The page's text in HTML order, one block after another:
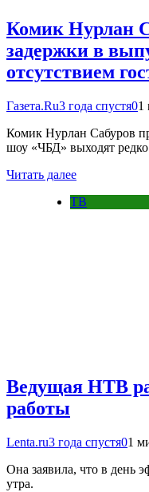
Комик Нурлан
задержки в
отсутствием
Газета.Ru3 года спустя01
Комик Нурлан Сабуров
шоу «ЧБД» выходят
Читать далее
ТВ
Ведущая НТВ
работы
Lenta.ru3 года спустя01
Она заявила, что в день
утра.